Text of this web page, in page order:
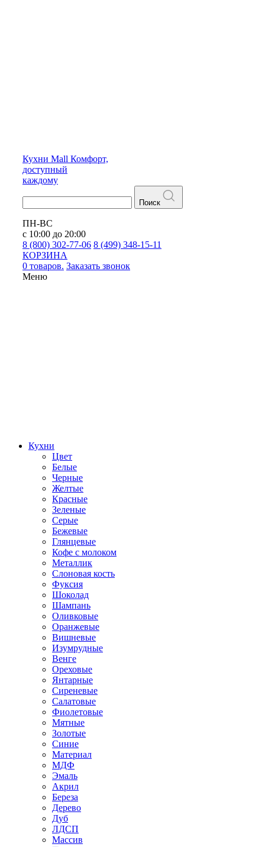
Кухни Mall Комфорт,
доступный
каждому
Поиск
ПН-ВС
с 10:00 до 20:00
8 (800) 302-77-06 8 (499) 348-15-11
КОРЗИНА
0 товаров. Заказать звонок
Меню
Кухни
Цвет
Белые
Черные
Желтые
Красные
Зеленые
Серые
Бежевые
Глянцевые
Кофе с молоком
Металлик
Слоновая кость
Фуксия
Шоколад
Шампань
Оливковые
Оранжевые
Вишневые
Изумрудные
Венге
Ореховые
Янтарные
Сиреневые
Салатовые
Фиолетовые
Мятные
Золотые
Синие
Материал
МДФ
Эмаль
Акрил
Береза
Дерево
Дуб
ЛДСП
Массив